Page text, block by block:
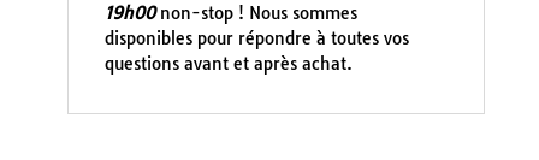
19h00non-stop ! Nous sommes
disponibles pour répondre à toutes vos
questions avant et après achat.